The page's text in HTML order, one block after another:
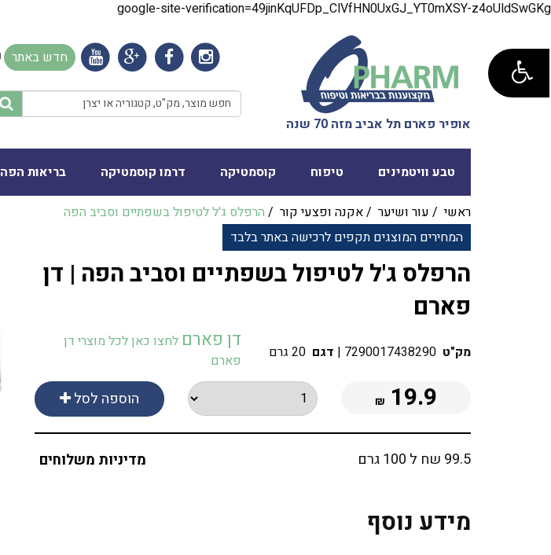
google-site-verification=49jinKqUFDp_ClVfHN0UxGJ_YT0mXSY-z4oUldSwGKg
חדש באתר
אופיר פארם תל אביב מזה 70 שנה
טבע וויטמינים טיפוח קוסמטיקה דרמו קוסמטיקה בריאות הפה
ראשי / עור ושיער /אקנה ופצעי קור /
המחירים המוצגים תקפים לרכישה באתר בלבד
‎הרפלס ג'ל לטיפול בשפתיים וסביב הפה | דן
פארם
דן פארם לחצו כאן לכל מוצרי דן
פארם
מק"ט 7290017438290
| דגם 20 גרם
הוספה לסל 19.9
₪
99.5 שח ל 100 גרם מדיניות משלוחים
מידע נוסף